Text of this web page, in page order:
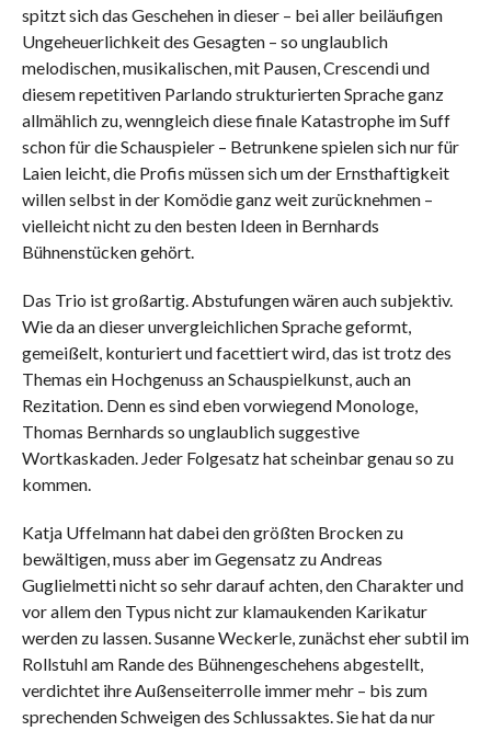
spitzt sich das Geschehen in dieser – bei aller beiläufigen
Ungeheuerlichkeit des Gesagten – so unglaublich
melodischen, musikalischen, mit Pausen, Crescendi und
diesem repetitiven Parlando strukturierten Sprache ganz
allmählich zu, wenngleich diese finale Katastrophe im Suff
schon für die Schauspieler – Betrunkene spielen sich nur für
Laien leicht, die Profis müssen sich um der Ernsthaftigkeit
willen selbst in der Komödie ganz weit zurücknehmen –
vielleicht nicht zu den besten Ideen in Bernhards
Bühnenstücken gehört.
Das Trio ist großartig. Abstufungen wären auch subjektiv.
Wie da an dieser unvergleichlichen Sprache geformt,
gemeißelt, konturiert und facettiert wird, das ist trotz des
Themas ein Hochgenuss an Schauspielkunst, auch an
Rezitation. Denn es sind eben vorwiegend Monologe,
Thomas Bernhards so unglaublich suggestive
Wortkaskaden. Jeder Folgesatz hat scheinbar genau so zu
kommen.
Katja Uffelmann hat dabei den größten Brocken zu
bewältigen, muss aber im Gegensatz zu Andreas
Guglielmetti nicht so sehr darauf achten, den Charakter und
vor allem den Typus nicht zur klamaukenden Karikatur
werden zu lassen. Susanne Weckerle, zunächst eher subtil im
Rollstuhl am Rande des Bühnengeschehens abgestellt,
verdichtet ihre Außenseiterrolle immer mehr – bis zum
sprechenden Schweigen des Schlussaktes. Sie hat da nur